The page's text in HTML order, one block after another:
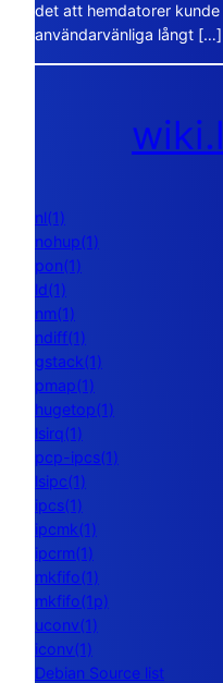
det att hemdatorer
användarvänliga långt […]
nl(1)
nohup(1)
pon(1)
ld(1)
nm(1)
ndiff(1)
gstack(1)
pmap(1)
hugetop(1)
lsirq(1)
pcp-ipcs(1)
lsipc(1)
ipcs(1)
ipcmk(1)
ipcrm(1)
mkfifo(1)
mkfifo(1p)
uconv(1)
iconv(1)
Debian Source list